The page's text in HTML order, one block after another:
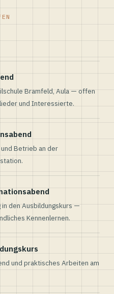
Bramfeld, Aula — offen
und Interessierte.
und Betrieb an der
in den Ausbildungskurs —
Kennenlernen.
und praktisches Arbeiten am